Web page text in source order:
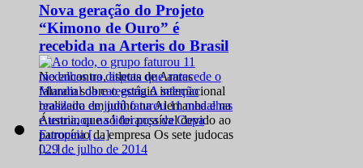
Nova geração do Projeto
“Kimono de Ouro” é
recebida na Arteris do Brasil
No encontro, atletas de Araras
falaram sobre o estágio internacional
realizado em junho na Alemanha e na
Áustria, que só foi possível devido ao
patrocínio da empresa Os sete judocas
[…]
029 de julho de 2014